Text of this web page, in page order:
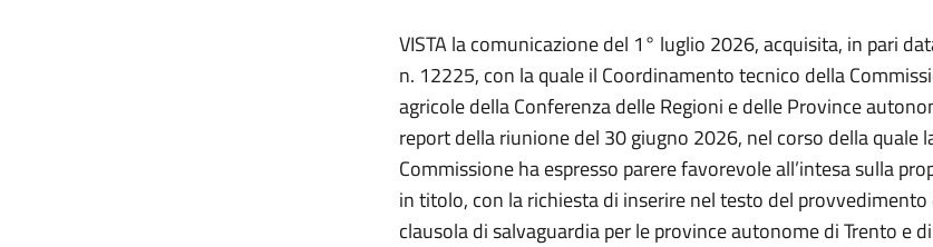
VISTA la comunicazione del 1° luglio 2026, acquisita, in pari
n. 12225, con la quale il Coordinamento tecnico della
agricole della Conferenza delle Regioni e delle Province
report della riunione del 30 giugno 2026, nel corso della quale
Commissione ha espresso parere favorevole all’intesa sulla
in titolo, con la richiesta di inserire nel testo del
clausola di salvaguardia per le province autonome di Trento e